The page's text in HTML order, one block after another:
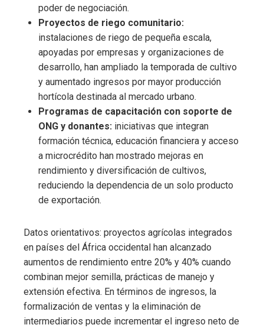
poder de negociación.
Proyectos de riego comunitario:
instalaciones de riego de pequeña escala,
apoyadas por empresas y organizaciones de
desarrollo, han ampliado la temporada de cultivo
y aumentado ingresos por mayor producción
hortícola destinada al mercado urbano.
Programas de capacitación con soporte de
ONG y donantes: iniciativas que integran
formación técnica, educación financiera y acceso
a microcrédito han mostrado mejoras en
rendimiento y diversificación de cultivos,
reduciendo la dependencia de un solo producto
de exportación.
Datos orientativos: proyectos agrícolas integrados
en países del África occidental han alcanzado
aumentos de rendimiento entre 20% y 40% cuando
combinan mejor semilla, prácticas de manejo y
extensión efectiva. En términos de ingresos, la
formalización de ventas y la eliminación de
intermediarios puede incrementar el ingreso neto de